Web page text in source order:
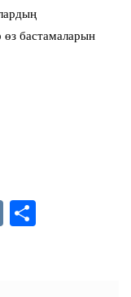
өз бастамаларын
V